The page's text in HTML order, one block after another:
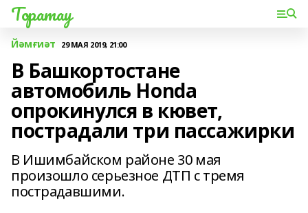
Торатау
Йәмғиәт 29 МАЯ 2019, 21:00
В Башкортостане
автомобиль Honda
опрокинулся в кювет,
пострадали три пассажирки
В Ишимбайском районе 30 мая
произошло серьезное ДТП с тремя
пострадавшими.